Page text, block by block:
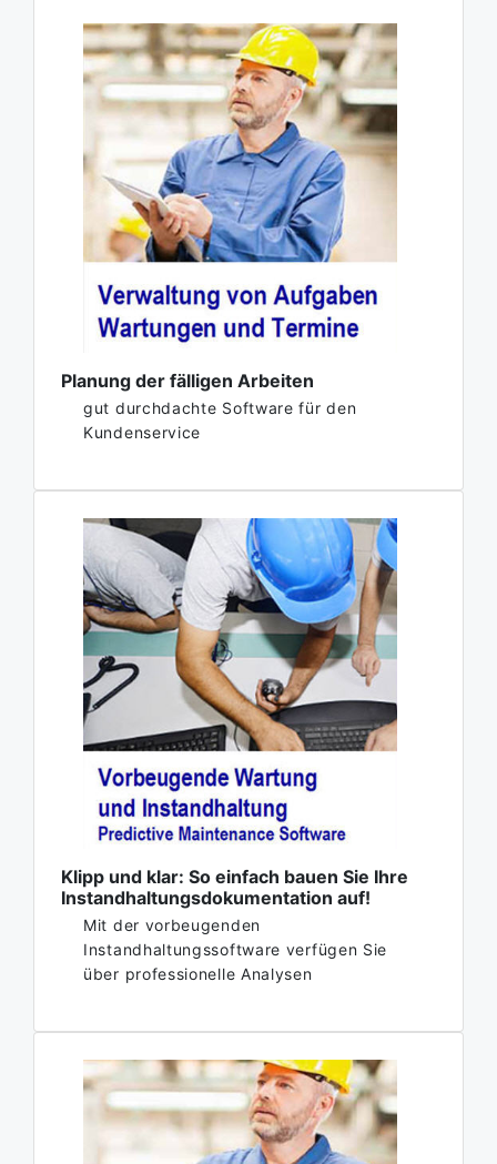
Planung der fälligen Arbeiten
gut durchdachte Software für den
Kundenservice
Klipp und klar: So einfach bauen Sie Ihre
Instandhaltungsdokumentation auf!
Mit der vorbeugenden
Instandhaltungssoftware verfügen Sie
über professionelle Analysen